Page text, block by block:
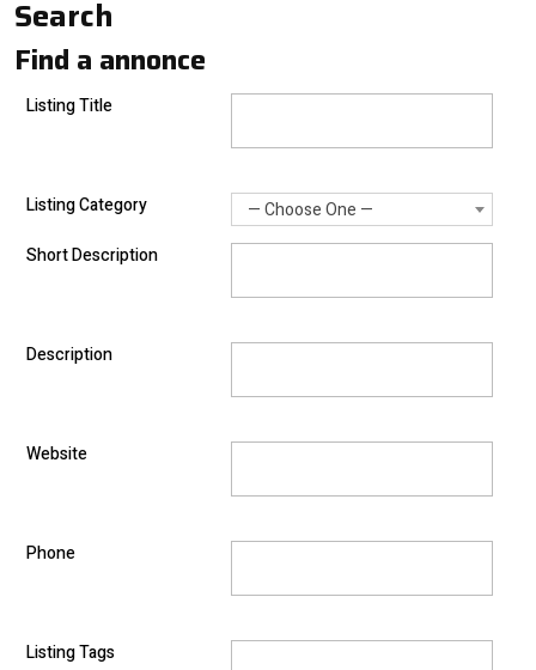
Search
Find a annonce
Listing Title
Listing Category
— Choose One —
Short Description
Description
Website
Phone
Listing Tags